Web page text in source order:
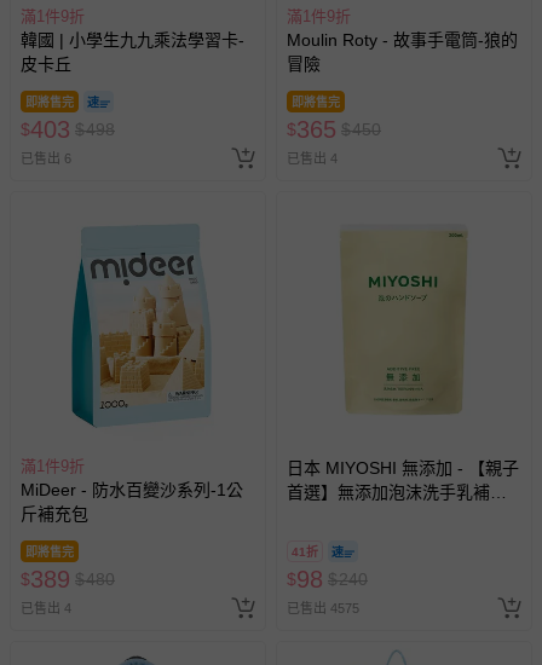
滿1件9折
韓國 | 小學生九九乘法學習卡-
皮卡丘
即將售完
$403 $498
已售出 6
滿1件9折
Moulin Roty - 故事手電筒-狼的
冒險
即將售完
$365 $450
已售出 4
滿1件9折
MiDeer - 防水百變沙系列-1公
斤補充包
即將售完
$389 $480
已售出 4
日本 MIYOSHI 無添加 - 【親子
首選】無添加泡沫洗手乳補充
41折
$98 $240
已售出 4575